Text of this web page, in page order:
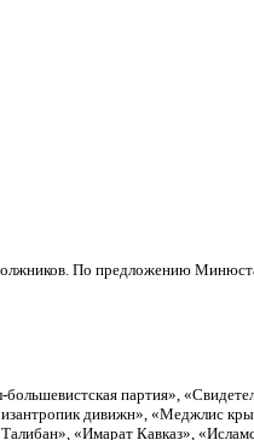
По предложению
партия»,
дивижн», «Меджлис
«Имарат Кавказ»,